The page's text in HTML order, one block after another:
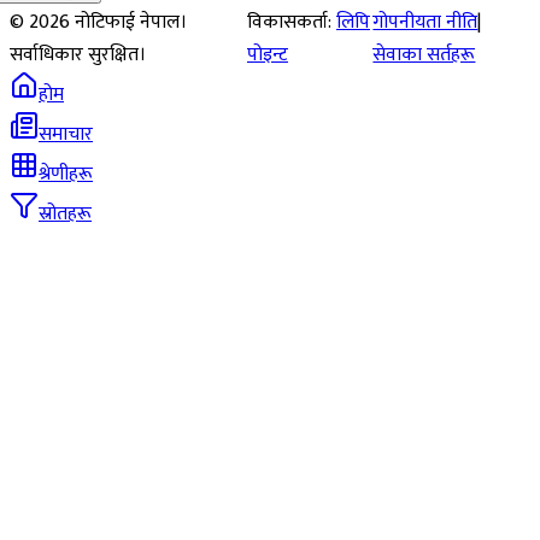
©2026नोटिफाई नेपाल।
सर्वाधिकार सुरक्षित।
विकासकर्ता:लिपि
पोइन्ट
गोपनीयता नीति|
सेवाका सर्तहरू
होम
समाचार
श्रेणीहरू
स्रोतहरू